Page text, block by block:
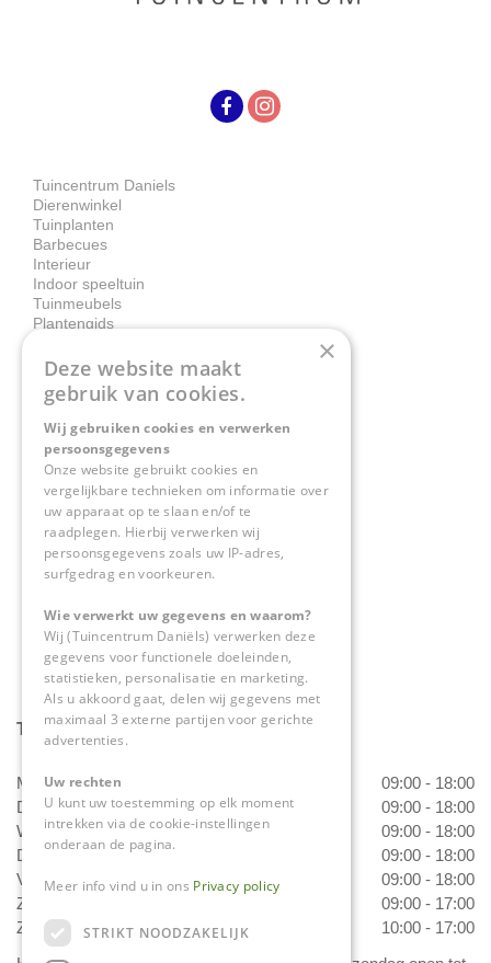
Tuincentrum Daniels
Dierenwinkel
Tuinplanten
Barbecues
Interieur
Indoor speeltuin
Tuinmeubels
Plantengids
Contact
Tuincentrum Daniëls
Herkenbosserweg 4
6063 NL Vlodrop
0475-534298
info@tuincentrumdaniels.nl
Tuincentrum Daniëls
Maandag
09:00 - 18:00
Dinsdag
09:00 - 18:00
Woensdag
09:00 - 18:00
Donderdag
09:00 - 18:00
Vrijdag
09:00 - 18:00
Zaterdag
09:00 - 17:00
Zondag
10:00 - 17:00
×
Deze website maakt
gebruik van cookies.
Wij gebruiken cookies en verwerken
persoonsgegevens
Onze website gebruikt cookies en
vergelijkbare technieken om informatie over
uw apparaat op te slaan en/of te
raadplegen. Hierbij verwerken wij
persoonsgegevens zoals uw IP-adres,
surfgedrag en voorkeuren.
Wie verwerkt uw gegevens en waarom?
Wij (Tuincentrum Daniëls) verwerken deze
gegevens voor functionele doeleinden,
statistieken, personalisatie en marketing.
Als u akkoord gaat, delen wij gegevens met
maximaal 3 externe partijen voor gerichte
advertenties.
Uw rechten
U kunt uw toestemming op elk moment
intrekken via de cookie-instellingen
onderaan de pagina.
Meer info vind u in ons Privacy policy
STRIKT NOODZAKELIJK